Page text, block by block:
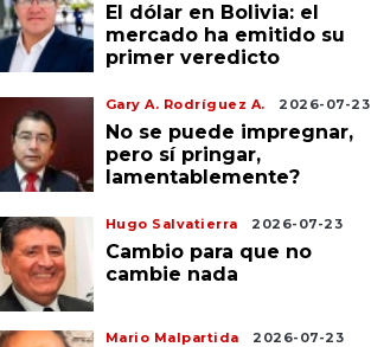
El dólar en Bolivia: el
mercado ha emitido su
primer veredicto
Gary A. Rodríguez A. 2026-07-23
No se puede impregnar,
pero sí pringar,
lamentablemente?
Hugo Salvatierra 2026-07-23
Cambio para que no
cambie nada
Mario Malpartida 2026-07-23